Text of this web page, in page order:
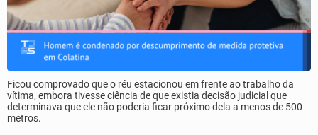
Ficou comprovado que o réu estacionou em frente ao trabalho da
vítima, embora tivesse ciência de que existia decisão judicial que
determinava que ele não poderia ficar próximo dela a menos de 500
metros.